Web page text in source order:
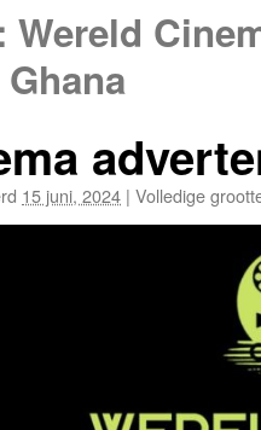
Wereld
15 juni, 2024 | Volledige